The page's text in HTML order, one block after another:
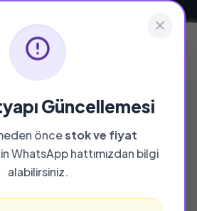
Güncellemesi
öncestok ve fiyat
WhatsApp hattımızdan bilgi
alabilirsiniz.